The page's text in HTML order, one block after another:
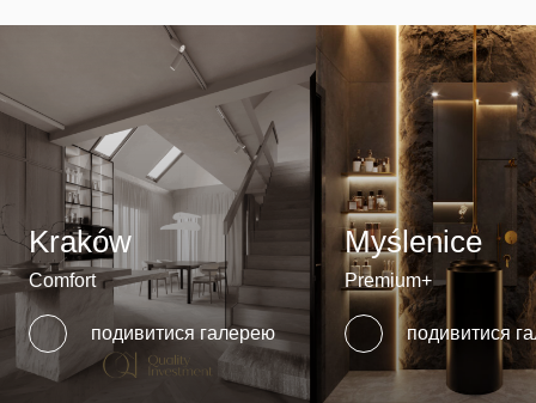
Kraków
Comfort
подивитися галерею
Myślenice
Premium+
подивитися